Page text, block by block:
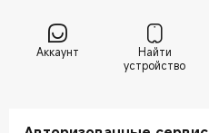
Аккаунт
Найти
устройство